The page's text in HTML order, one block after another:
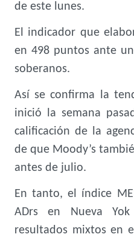
de este lunes.
El indicador que
en 498 puntos ante
soberanos.
Así se confirma la
inició la semana
calificación de la
de que Moody’s
antes de julio.
En tanto, el índice
ADrs en Nueva
resultados mixtos en